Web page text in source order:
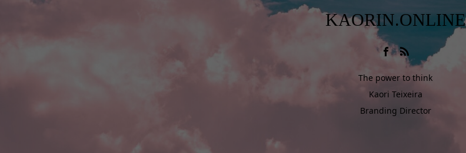
KAORIN.ONLINE
The power to think
Kaori Teixeira
Branding Director